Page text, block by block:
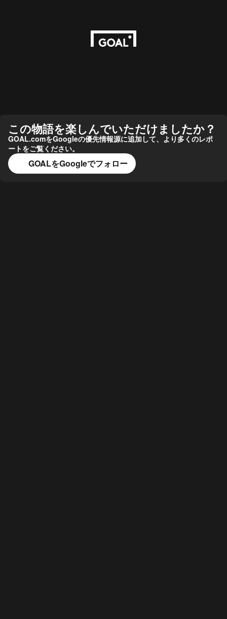
この物語を楽しんでいただけましたか？
GOAL.comをGoogleの優先情報源に追加して、より多くのレポ
ートをご覧ください。
GOALをGoogleでフォロー